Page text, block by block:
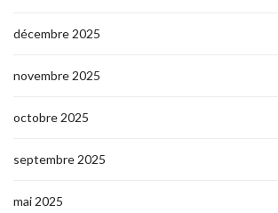
décembre 2025
novembre 2025
octobre 2025
septembre 2025
mai 2025